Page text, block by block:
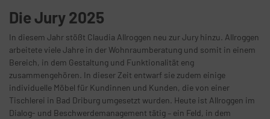
Die Jury 2025
In diesem Jahr stößt Claudia Allroggen neu zur Jury hinzu. Allroggen
arbeitete viele Jahre in der Wohnraumberatung und somit in einem
Bereich, in dem Gestaltung und Funktionalität eng
zusammengehören. In dieser Zeit entwarf sie zudem einige
individuelle Möbel für Kundinnen und Kunden, die von einer
Tischlerei in Bad Driburg umgesetzt wurden. Heute ist Allroggen im
Dialog- und Beschwerdemanagement tätig – ein Feld, in dem